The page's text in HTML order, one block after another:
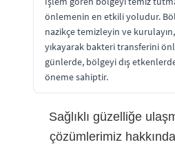
önlemenin en etkili yoludur.
nazikçe temizleyin ve kurulayın,
yıkayarak bakteri transferini
günlerde, bölgeyi dış
öneme sahiptir.
Sağlıklı güzelliğe
çözümlerimiz